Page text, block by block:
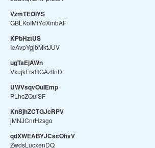
VzmTEOIYS
GBLKoIMiYdXmbAF
KPbHztUS
IeAvpYgjbMktJUV
ugTaEjAWn
VxujkFraRGAzItnD
UWVsqvOuIEmp
PLhcZQuiSF
KnSjhZCTGJcRPV
jMNJCnrHzsgo
qdXWEABYJCscOhvV
ZwdsLucxenDQ